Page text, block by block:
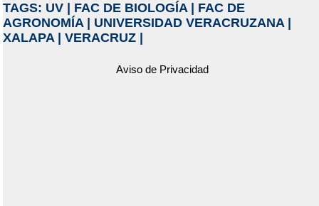
TAGS: UV| FAC DE BIOLOGÍA| FAC DE
AGRONOMÍA| UNIVERSIDAD VERACRUZANA|
XALAPA| VERACRUZ|
Aviso de Privacidad